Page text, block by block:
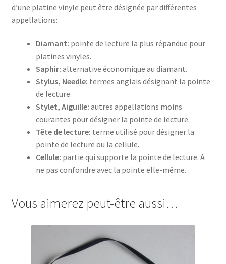
d’une platine vinyle peut être désignée par différentes
appellations:
Diamant: pointe de lecture la plus répandue pour
platines vinyles.
Saphir: alternative économique au diamant.
Stylus, Needle: termes anglais désignant la pointe
de lecture.
Stylet, Aiguille: autres appellations moins
courantes pour désigner la pointe de lecture.
Tête de lecture: terme utilisé pour désigner la
pointe de lecture ou la cellule.
Cellule: partie qui supporte la pointe de lecture. A
ne pas confondre avec la pointe elle-même.
Vous aimerez peut-être aussi…